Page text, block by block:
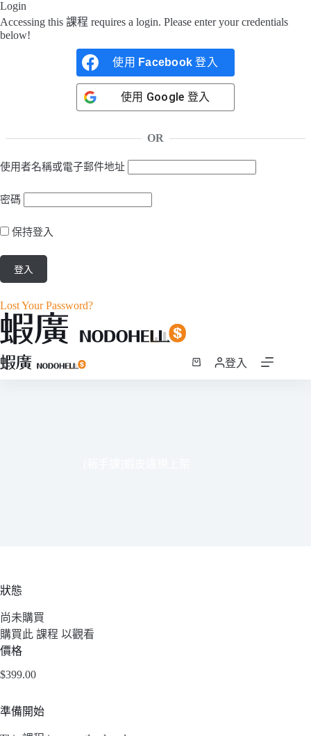
Login
Accessing this 課程 requires a login. Please enter your credentials
below!
使用 Facebook 登入
使用 Google 登入
OR
使用者名稱或電子郵件地址
密碼
保持登入
Lost Your Password?
跳
至
登入
狀態
尚未購買
購買此 課程 以觀看
價格
$399.00
準備開始